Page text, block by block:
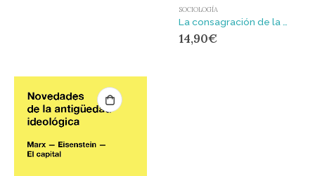
SOCIOLOGÍA
14,90€